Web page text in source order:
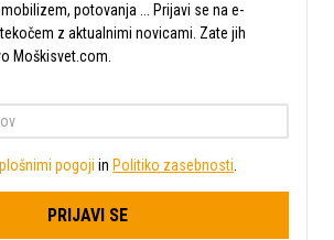
potovanja ... Prijavi se na e-
z aktualnimi novicami. Zate jih
Moškisvet.com.
pogoji in Politiko zasebnosti
PRIJAVI SE